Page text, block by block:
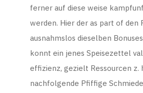
ferner auf diese weise
werden. Hier der as part of
ausnahmslos dieselben
konnt ein jenes Speisezettel
effizienz, gezielt Ressourcen z.
nachfolgende Pfiffige